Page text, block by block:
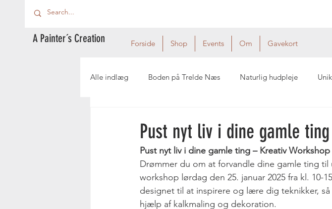
A Painter´s Creation Forside Shop Events Om Gavekort
Alle indlæg Boden på Trelde Næs Naturlig hudpleje
Pust nyt liv i dine gamle
Pust nyt liv i dine gamle ting – Kreativ
Drømmer du om at forvandle dine gamle ting til
workshop lørdag den 25. januar 2025 fra kl. 10-
designet til at inspirere og lære dig teknikker,
hjælp af kalkmaling og dekoration.